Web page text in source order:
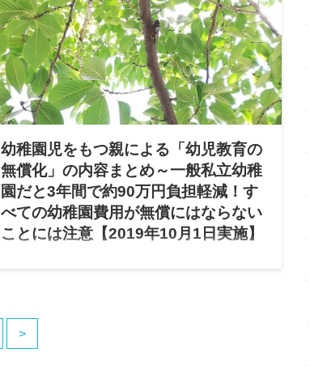
幼稚園児をもつ親による「幼児教育の
無償化」の内容まとめ～一般私立幼稚
園だと3年間で約90万円負担軽減！す
べての幼稚園費用が無償にはならない
ことには注意【2019年10月1日実施】
す。 ニュー…
>